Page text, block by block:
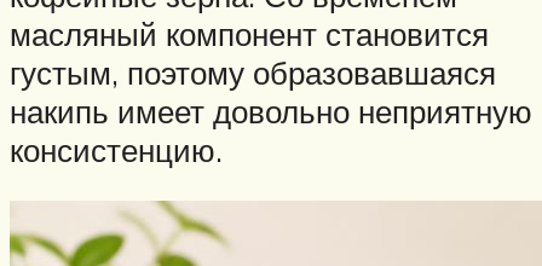
масляный компонент становится
густым, поэтому образовавшаяся
накипь имеет довольно неприятную
консистенцию.